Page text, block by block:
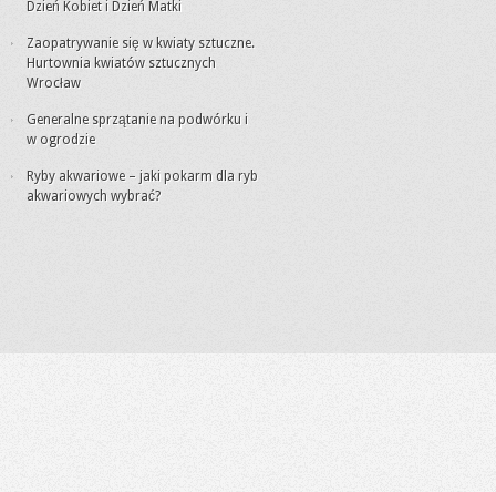
Dzień Kobiet i Dzień Matki
Zaopatrywanie się w kwiaty sztuczne.
Hurtownia kwiatów sztucznych
Wrocław
Generalne sprzątanie na podwórku i
w ogrodzie
Ryby akwariowe – jaki pokarm dla ryb
akwariowych wybrać?